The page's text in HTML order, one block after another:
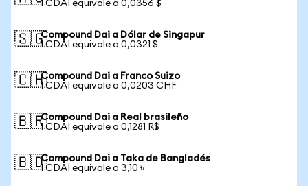
1 CDAI equivale a 0,0356 $
🇸🇬Compound Dai a Dólar de Singapur
1 CDAI equivale a 0,0321 $
🇨🇭Compound Dai a Franco Suizo
1 CDAI equivale a 0,0203 CHF
🇧🇷Compound Dai a Real brasileño
1 CDAI equivale a 0,1281 R$
🇧🇩Compound Dai a Taka de Bangladés
1 CDAI equivale a 3,10 ৳